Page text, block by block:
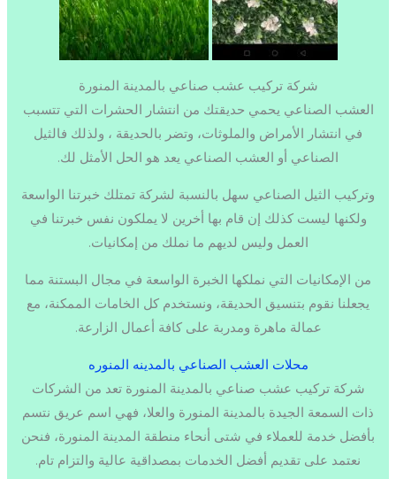
شركة تركيب عشب صناعي بالمدينة المنورة
العشب الصناعي يحمي حديقتك من انتشار الحشرات التي تتسبب
في انتشار الأمراض والملوثات، وتضر بالحديقة ، ولذلك فالثيل
الصناعي أو العشب الصناعي يعد هو الحل الأمثل لك.
وتركيب الثيل الصناعي سهل بالنسبة لشركة تمتلك خبرتنا الواسعة
ولكنها ليست كذلك إن قام بها أخرين لا يملكون نفس خبرتنا في
العمل وليس لديهم ما نملك من إمكانيات.
من الإمكانيات التي نملكها الخبرة الواسعة في مجال البستنة مما
يجعلنا نقوم بتنسيق الحديقة، ونستخدم كل الخامات الممكنة، مع
عمالة ماهرة ومدربة على كافة أعمال الزارعة.
محلات العشب الصناعي بالمدينه المنوره
شركة تركيب عشب صناعي بالمدينة المنورة تعد من الشركات
ذات السمعة الجيدة بالمدينة المنورة والعلا، فهي اسم عريق نتسم
بأفضل خدمة للعملاء في شتى أنحاء منطقة المدينة المنورة، فنحن
نعتمد على تقديم أفضل الخدمات بمصداقية عالية والتزام تام.